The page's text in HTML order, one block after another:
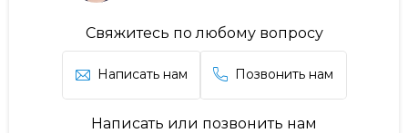
Свяжитесь по любому вопросу
Написать нам Позвонить нам
Написать или позвонить нам